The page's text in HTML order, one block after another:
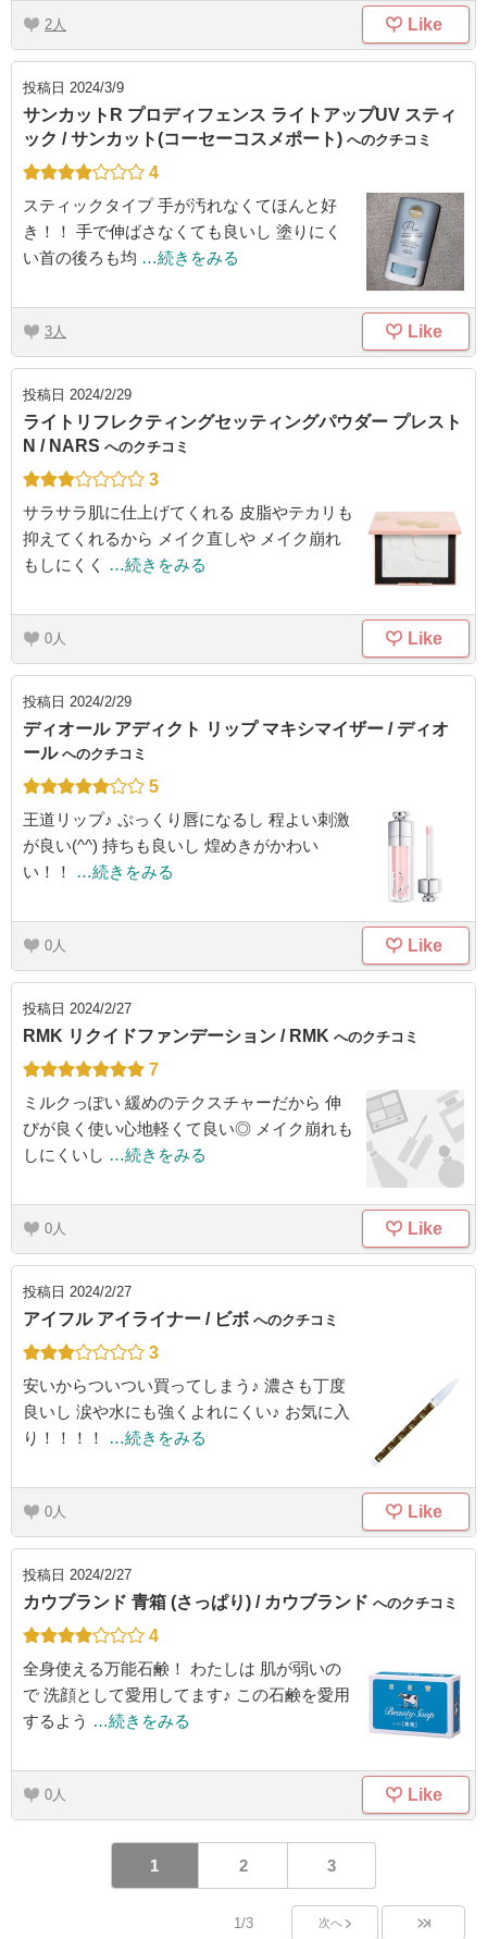
2 Like
投稿日 2024/3/9
サンカットR プロディフェンス ライトアップUV スティ
ック / サンカット(コーセーコスメポート) へのクチコミ
4
スティックタイプ 手が汚れなくてほんと好
き！！ 手で伸ばさなくても良いし 塗りにく
い首の後ろも均 …続きをみる
3 Like
投稿日 2024/2/29
ライトリフレクティングセッティングパウダー プレスト
N / NARS へのクチコミ
3
サラサラ肌に仕上げてくれる 皮脂やテカリも
抑えてくれるから メイク直しや メイク崩れ
もしにくく
…続きをみる
0 Like
投稿日 2024/2/29
ディオール アディクト リップ マキシマイザー / ディオ
ール へのクチコミ
5
王道リップ♪ ぷっくり唇になるし 程よい刺激
が良い(^^) 持ちも良いし 煌めきがかわい
い！！
…続きをみる
0 Like
投稿日 2024/2/27
RMK リクイドファンデーション / RMK へのクチコミ
7
ミルクっぽい 緩めのテクスチャーだから 伸
びが良く使い心地軽くて良い◎ メイク崩れも
しにくいし …続きをみる
0 Like
投稿日 2024/2/27
アイフル アイライナー / ビボ へのクチコミ
3
安いからついつい買ってしまう♪ 濃さも丁度
良いし 涙や水にも強くよれにくい♪ お気に入
り！！！！
…続きをみる
0 Like
投稿日 2024/2/27
カウブランド 青箱 (さっぱり) / カウブランド へのクチコミ
4
全身使える万能石鹸！ わたしは 肌が弱いの
で 洗顔として愛用してます♪ この石鹸を愛用
するよう …続きをみる
0 Like
1 2 3
1/3 次へ